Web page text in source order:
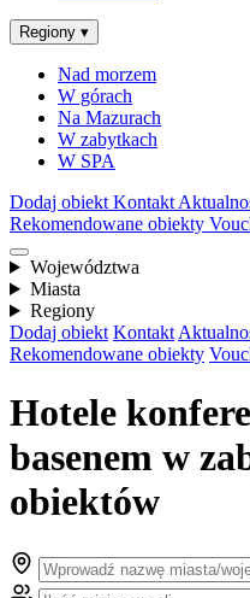
Regiony ▾
Nad morzem
W górach
Na Mazurach
W zabytkach
W SPA
Dodaj obiekt Kontakt
Rekomendowane obiekty
Województwa
Miasta
Regiony
Dodaj obiekt Kontakt
Rekomendowane obiekty
Hotele
basenem w
obiektów